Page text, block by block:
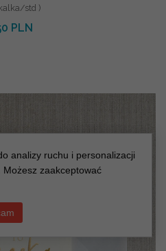
std )
PLN
analizy ruchu i personalizacji
zaakceptować